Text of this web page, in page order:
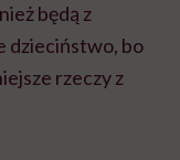
będą z
dzieciństwo, bo
rzeczy z